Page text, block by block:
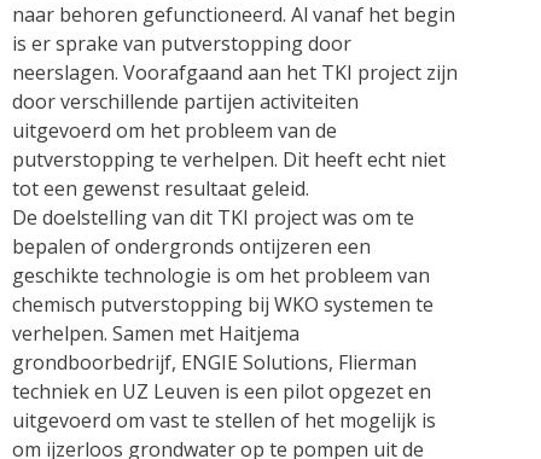
naar behoren gefunctioneerd. Al vanaf het begin
is er sprake van putverstopping door
neerslagen. Voorafgaand aan het TKI project zijn
door verschillende partijen activiteiten
uitgevoerd om het probleem van de
putverstopping te verhelpen. Dit heeft echt niet
tot een gewenst resultaat geleid.
De doelstelling van dit TKI project was om te
bepalen of ondergronds ontijzeren een
geschikte technologie is om het probleem van
chemisch putverstopping bij WKO systemen te
verhelpen. Samen met Haitjema
grondboorbedrijf, ENGIE Solutions, Flierman
techniek en UZ Leuven is een pilot opgezet en
uitgevoerd om vast te stellen of het mogelijk is
om ijzerloos grondwater op te pompen uit de